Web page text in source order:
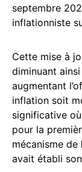
septembre
inflationniste
Cette mise à
diminuant
augmentant
inflation soit
significative où
pour la
mécanisme de
avait établi